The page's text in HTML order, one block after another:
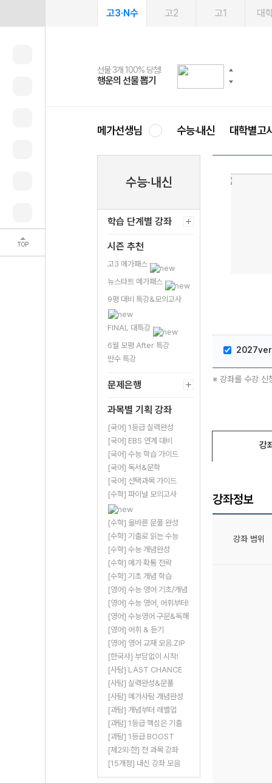
TOP
고3·N수 고2 고1 대
선물 3개 100% 당첨!
행운의 선물 뽑기
선물 100% 증정!
메가스터디 X 올리브
여름방학 스터디 캐시백
메가런 썸머스쿨
2027 러셀 단과
강사 공개선발
스마트러닝앱
설문 EVENT
메가패스
3일 무료 체험권
메가패스 수강생 무료혜택!
메가클럽 멤버십
사회공헌 캠페인
희망이룸 메가나눔
메가선생님 수능·내신 대학별고
수능·내신
학습 단계별 강좌
시즌 추천
고3 메가패스
뉴스타트 메가패스
9평 대비 특강&모의고사
FINAL 대특강
6월 모평 After 특강
반수 특강
문제은행
과목별 기획 강좌
[국어] 1등급 실력완성
[국어] EBS 연계 대비
[국어] 수능 학습 가이드
[국어] 독서&문학
[국어] 선택과목 가이드
[수학] 파이널 모의고사
[수학] 올바른 문풀 완성
[수학] 기출로 읽는 수능
[수학] 수능 개념완성
[수학] 메가 확통 전략
[수학] 기초 개념 학습
[영어] 수능 영어 기초/개념
[영어] 수능 영어, 어휘부터!
[영어] 수능영어 구문&독해
[영어] 어휘 & 듣기
[영어] 영어 교재 모음.ZIP
[한국사] 부담없이 시작!
[사탐] LAST CHANCE
[사탐] 실력완성&문풀
[사탐] 메가사탐 개념완성
[과탐] 개념부터 레벨업
[과탐] 1등급 핵심은 기출
[과탐] 1등급 BOOST
[제2외·한] 전 과목 강좌
[15개정] 내신 강좌 모음
2027ver.
※ 강좌를 수강 신
강
강좌정보
강좌 범위